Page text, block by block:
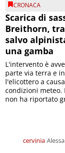
CRONACA
Scarica di
Breithorn,
salvo
una gamba
cervinia
L'intervento è
parte via terra e
l'elicottero a
condizioni meteo.
non ha riportato